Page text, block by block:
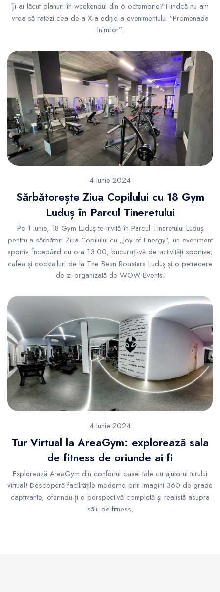
Ți-ai făcut planuri în weekendul din 6 octombrie? Fiindcă nu am
vrea să ratezi cea de-a X-a ediție a evenimentului “Promenada
Inimilor”.
4 Iunie 2024
Sărbătorește Ziua Copilului cu 18 Gym
Luduș în Parcul Tineretului
Pe 1 iunie, 18 Gym Luduș te invită în Parcul Tineretului Luduș
pentru a sărbători Ziua Copilului cu „Joy of Energy”, un eveniment
sportiv. Începând cu ora 13:00, bucurați-vă de activități sportive,
cafea și cocktailuri de la The Bean Roasters Luduș și o petrecere
de zi organizată de WOW Events.
4 Iunie 2024
Tur Virtual la AreaGym: explorează sala
de fitness de oriunde ai fi
Explorează AreaGym din confortul casei tale cu ajutorul turului
virtual! Descoperă facilitățile moderne prin imagini 360 de grade
captivante, oferindu-ți o perspectivă completă și realistă asupra
sălii de fitness.